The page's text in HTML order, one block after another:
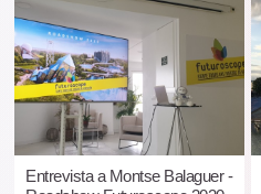
Entrevista a Montse Balaguer -